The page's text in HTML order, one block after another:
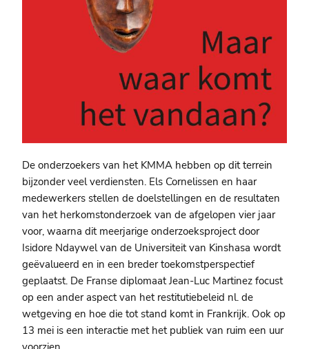
De onderzoekers van het KMMA hebben op dit terrein
bijzonder veel verdiensten. Els Cornelissen en haar
medewerkers stellen de doelstellingen en de resultaten
van het herkomstonderzoek van de afgelopen vier jaar
voor, waarna dit meerjarige onderzoeksproject door
Isidore Ndaywel van de Universiteit van Kinshasa wordt
geëvalueerd en in een breder toekomstperspectief
geplaatst. De Franse diplomaat Jean-Luc Martinez focust
op een ander aspect van het restitutiebeleid nl. de
wetgeving en hoe die tot stand komt in Frankrijk. Ook op
13 mei is een interactie met het publiek van ruim een uur